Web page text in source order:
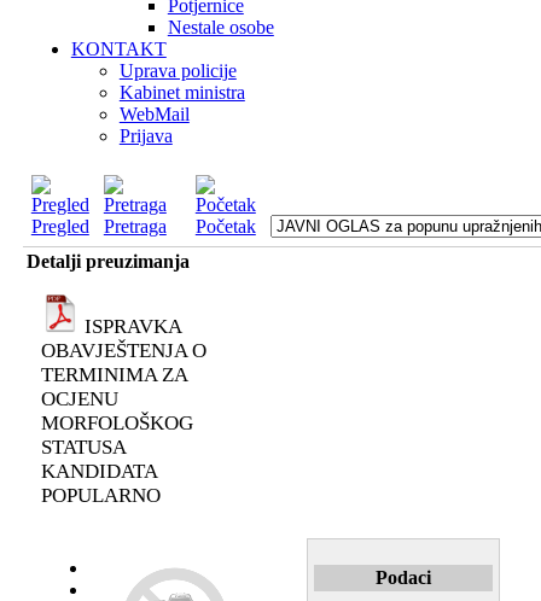
Potjernice
Nestale osobe
KONTAKT
Uprava policije
Kabinet ministra
WebMail
Prijava
Pregled Pretraga
Početak
Detalji preuzimanja
ISPRAVKA
OBAVJEŠTENJA O
TERMINIMA ZA
OCJENU
MORFOLOŠKOG
STATUSA
KANDIDATA
POPULARNO
Podaci